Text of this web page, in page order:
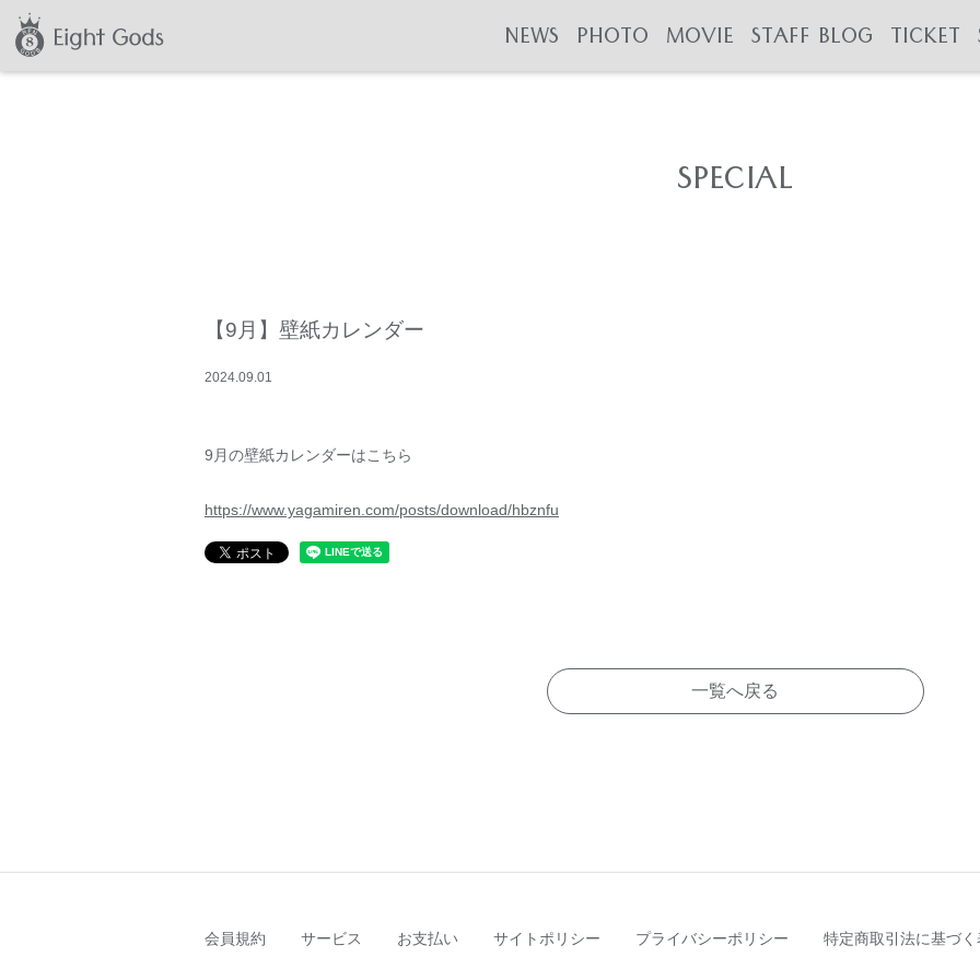
NEWS PHOTO MOVIE STAFF BLOG TICKET
SPECIAL
【9月】壁紙カレンダー
2024.09.01
9月の壁紙カレンダーはこちら
https://www.yagamiren.com/posts/download/hbznfu
一覧へ戻る
会員規約 サービス お支払い サイトポリシー プライバシーポリシー 特定商取引法に基づく